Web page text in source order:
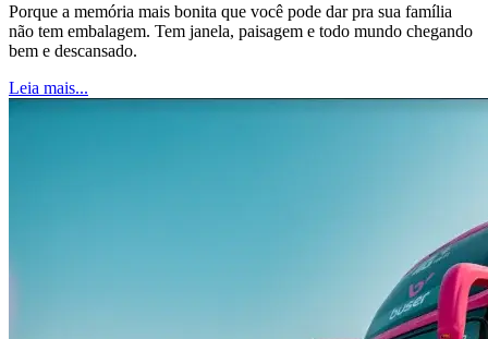
Porque a memória mais bonita que você pode dar pra sua família
não tem embalagem. Tem janela, paisagem e todo mundo chegando
bem e descansado.
Leia mais...